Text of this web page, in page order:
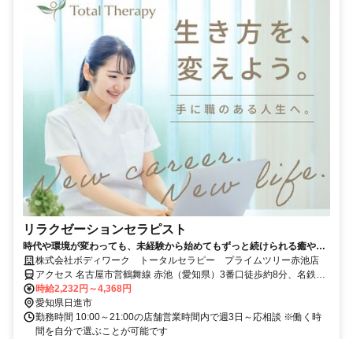
リラクゼーションセラピスト
時代や環境が変わっても、未経験から始めてもずっと続けられる癒やし
の仕事。手に職を身につけて、生き方を変えよう。
株式会社ボディワーク トータルセラピー プライムツリー赤池店
アクセス 名古屋市営鶴舞線 赤池（愛知県）3番口徒歩約8分、名鉄豊
田線 赤池（愛知県）3番口徒歩約8分、名古屋市営鶴舞線 平針1番口
徒歩約23分 最寄駅：赤池駅
時給2,232円～4,368円
愛知県日進市
勤務時間 10:00～21:00の店舗営業時間内で週3日～応相談 ※働く時
間を自分で選ぶことが可能です